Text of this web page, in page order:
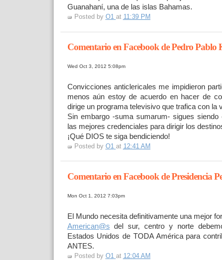
Guanahaní, una de las islas Bahamas.
Posted by O1 at 11:39 PM
Comentario en Facebook de Pedro Pablo
Wed Oct 3, 2012 5:08pm
Convicciones anticlericales me impidieron
menos aún estoy de acuerdo en hacer de
dirige un programa televisivo que trafica con la
Sin embargo -suma sumarum- sigues
las mejores credenciales para dirigir los
¡Qué DIOS te siga bendiciendo!
Posted by O1 at 12:41 AM
Comentario en Facebook de Presidencia
Mon Oct 1, 2012 7:03pm
El Mundo necesita definitivamente una mejor
American@s del sur, centro y norte
Estados Unidos de TODA América para
ANTES.
Posted by O1 at 12:04 AM